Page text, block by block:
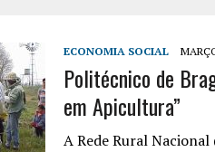
NÚMEROS DA DIGITALIZAÇÃO DAS
O COOPERATIVISMO GLOBAL
ECONOMIA SOCIAL
Politécnico de
em Apicultura”
A Rede Rural